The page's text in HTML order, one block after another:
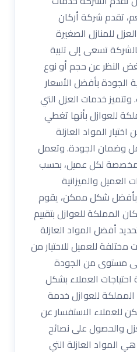
تقدم شركة أركان
للمنازل الصغيرة
تسعى إلى تلبية
النظر عن حجم أو نوع
الجودة بأفضل الأسعار
وتتميز خدمات العزل التي
للعوازل بأنها تغطي
المواد العازلة
وضمان الجودة. وتعمل
مخصصة لكل عميل، بحسب
العميل والميزانية
بأفضل شكل ممكن، يقوم
المملكة للعوازل بتقييم
أفضل المواد العازلة
مختلفة للعميل للاختيار من
مستوى من الجودة
احتياجات العملاء بشكل
للعوازل خدمة
للعملاء الاستفسار عن
والحصول على نصائح
المواد العازلة التي